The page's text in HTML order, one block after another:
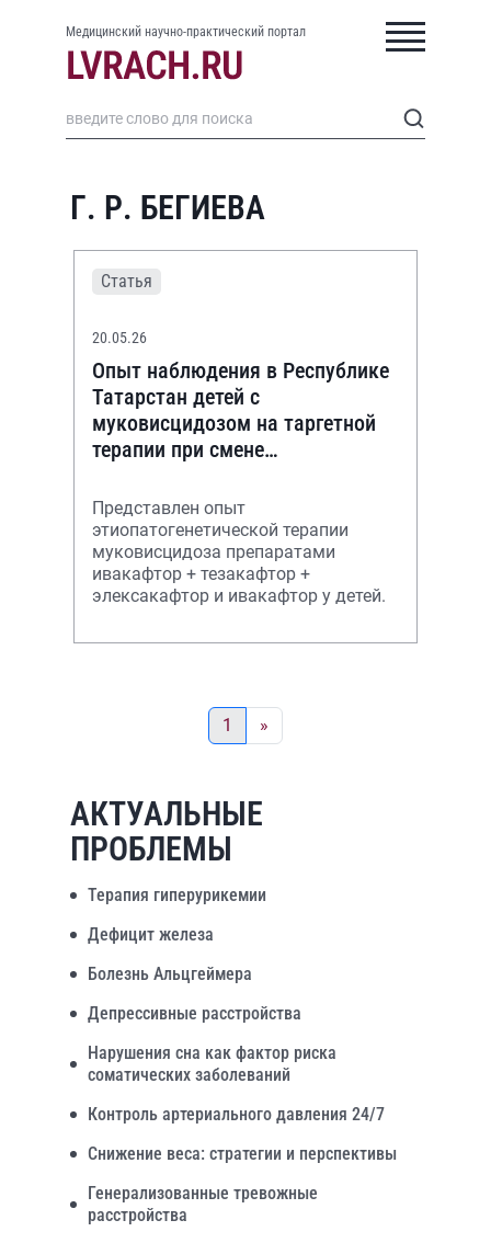
Медицинский научно-практический портал
Г. Р. БЕГИЕВА
Статья
20.05.26
Опыт наблюдения в Республике
Татарстан детей с
муковисцидозом на таргетной
терапии при смене
Представлен опыт
этиопатогенетической терапии
муковисцидоза препаратами
ивакафтор + тезакафтор +
элексакафтор и ивакафтор у детей.
1 »
АКТУАЛЬНЫЕ
ПРОБЛЕМЫ
Терапия гиперурикемии
Дефицит железа
Болезнь Альцгеймера
Депрессивные расстройства
Нарушения сна как фактор риска
соматических заболеваний
Контроль артериального давления 24/7
Снижение веса: стратегии и перспективы
Генерализованные тревожные
расстройства